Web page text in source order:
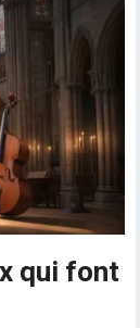
qui font